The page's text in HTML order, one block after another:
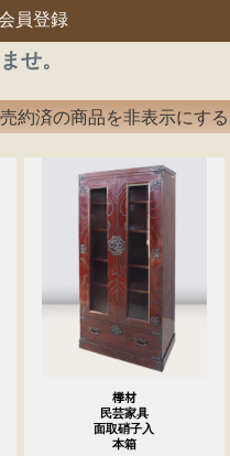
員登録
せ。
売約済の商品を非表示にする
﨔材
民芸家具
面取硝子入
本箱